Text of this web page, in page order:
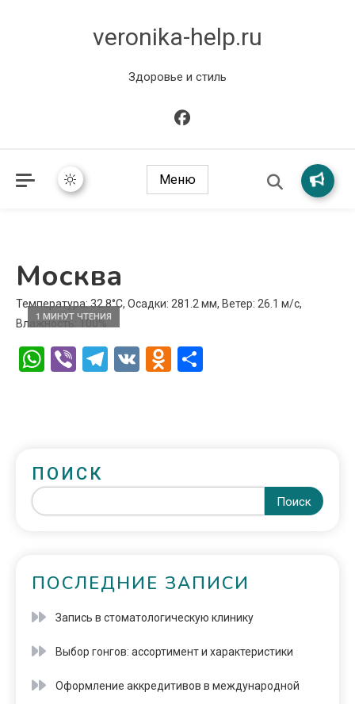
veronika-help.ru
Здоровье и стиль
Меню
Москва
1 МИНУТ ЧТЕНИЯ
Температура: 32.8°C, Осадки: 281.2 мм, Ветер: 26.1 м/с,
Влажность: 100%
WhatsApp
ViberTelegram
VK Odnoklassniki
ПОИСК
Поиск
ПОСЛЕДНИЕ ЗАПИСИ
Запись в стоматологическую клинику
Выбор гонгов: ассортимент и характеристики
Оформление аккредитивов в международной